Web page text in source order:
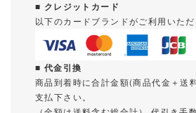
■ クレジットカード
以下のカードブランドがご利用いただ
■ 代金引換
商品到着時に合計金額(商品代金＋送
支払下さい。